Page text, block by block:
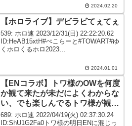
21:27:31.41 ID:r/a3yMpm0イモムシや...
2024.02.20
【ホロライブ】デビラビてぇてぇ
539: ホロ速 2023/12/31(日) 22:22:20.62
ID:HeAB15xtH#ぺこらーと#TOWART#ゆ
くホロくるホロ2023
2024.01.01
【ENコラボ】トワ様のOWを何度
か観て来たが未だによくわからな
い、でも楽しんでるトワ様が観ら
れるからそれでいいのだ
689: ホロ速 2022/04/19(火) 02:37:30.24
ID:ShU1G2Fa0トワ様の明日ENに混じっ